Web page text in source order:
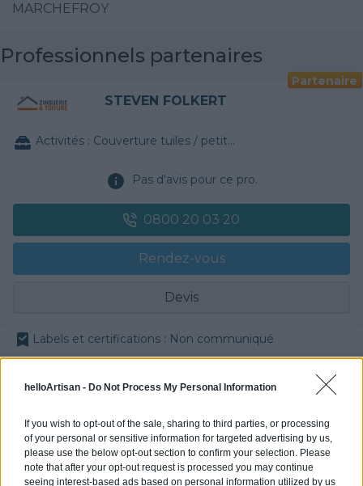
helloArtisan - Do Not Process My Personal Information
If you wish to opt-out of the sale, sharing to third parties, or processing
of your personal or sensitive information for targeted advertising by us,
please use the below opt-out section to confirm your selection. Please
note that after your opt-out request is processed you may continue
seeing interest-based ads based on personal information utilized by us
MARCHEFROY
Professionnels partenaires
Partenaire
STEVEN FOLKERT
Activités : Couverture tuiles / petits éléments
Pas d'avis pour ce pro.
0800 20 03 20
Rendez-vous
Devis
Labels et certifications : Non communiqué
Partenaire
Activités :Gros œuvre, Borne de recharge